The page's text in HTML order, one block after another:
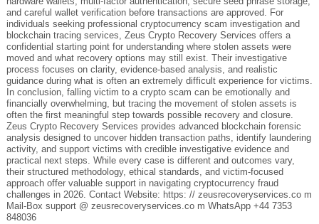
and careful wallet verification before transactions are approved. For
individuals seeking professional cryptocurrency scam investigation and
blockchain tracing services, Zeus Crypto Recovery Services offers a
confidential starting point for understanding where stolen assets were
moved and what recovery options may still exist. Their investigative
process focuses on clarity, evidence-based analysis, and realistic
guidance during what is often an extremely difficult experience for victims.
In conclusion, falling victim to a crypto scam can be emotionally and
financially overwhelming, but tracing the movement of stolen assets is
often the first meaningful step towards possible recovery and closure.
Zeus Crypto Recovery Services provides advanced blockchain forensic
analysis designed to uncover hidden transaction paths, identify laundering
activity, and support victims with credible investigative evidence and
practical next steps. While every case is different and outcomes vary,
their structured methodology, ethical standards, and victim-focused
approach offer valuable support in navigating cryptocurrency fraud
challenges in 2026. Contact Website: https: // zeusrecoveryservices.co m
Mail-Box support @ zeusrecoveryservices.co m WhatsApp +44 7353
848036